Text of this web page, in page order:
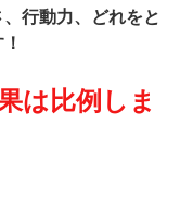
行動力、どれをと
は比例しま